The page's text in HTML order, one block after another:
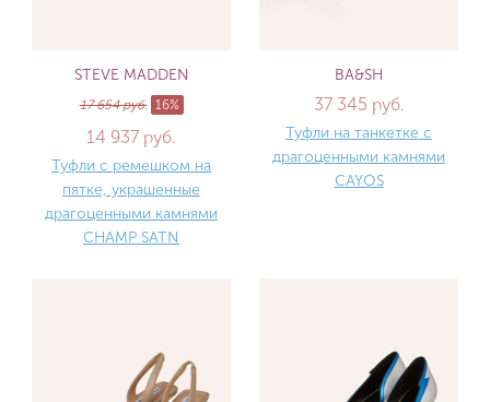
STEVE MADDEN
17 654 руб. 16%
14 937 руб.
Туфли с ремешком на
пятке, украшенные
драгоценными камнями
CHAMP SATN
BA&SH
37 345 руб.
Туфли на танкетке с
драгоценными камнями
CAYOS